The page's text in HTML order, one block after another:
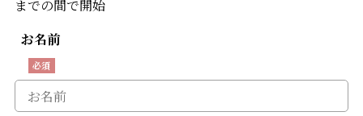
までの間で開始
お名前